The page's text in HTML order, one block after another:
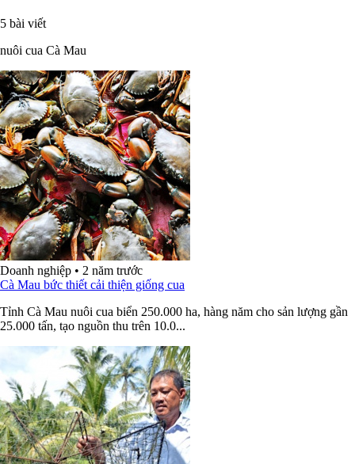
5 bài viết
nuôi cua Cà Mau
Doanh nghiệp • 2 năm trước
Cà Mau bức thiết cải thiện giống cua
Tỉnh Cà Mau nuôi cua biển 250.000 ha, hàng năm cho sản lượng gần
25.000 tấn, tạo nguồn thu trên 10.0...